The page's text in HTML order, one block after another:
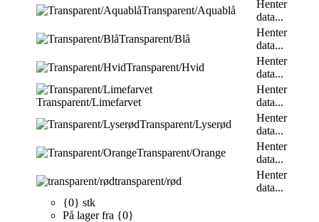
Transparent/Aquablå
Henter
data...
Transparent/Blå
Henter
data...
Transparent/Hvid
Henter
data...
Transparent/Limefarvet
Henter
data...
Transparent/Lyserød
Henter
data...
Transparent/Orange
Henter
data...
transparent/rød
Henter
data...
{0} stk
På lager fra {0}